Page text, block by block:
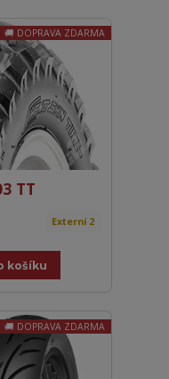
DOPRAVA ZDARMA
TT
Externí 2
košíku
DOPRAVA ZDARMA